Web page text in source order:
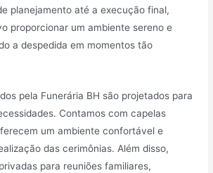
planejamento até a execução final,
proporcionar um ambiente sereno e
a despedida em momentos tão
pela Funerária BH são projetados para
Contamos com capelas
um ambiente confortável e
das cerimônias. Além disso,
para reuniões familiares,